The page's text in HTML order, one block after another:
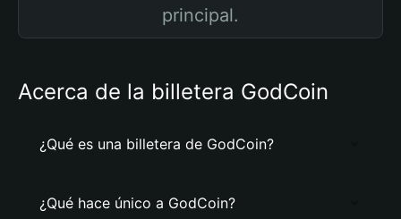
principal.
Acerca de la billetera GodCoin
¿Qué es una billetera de GodCoin?
¿Qué hace único a GodCoin?